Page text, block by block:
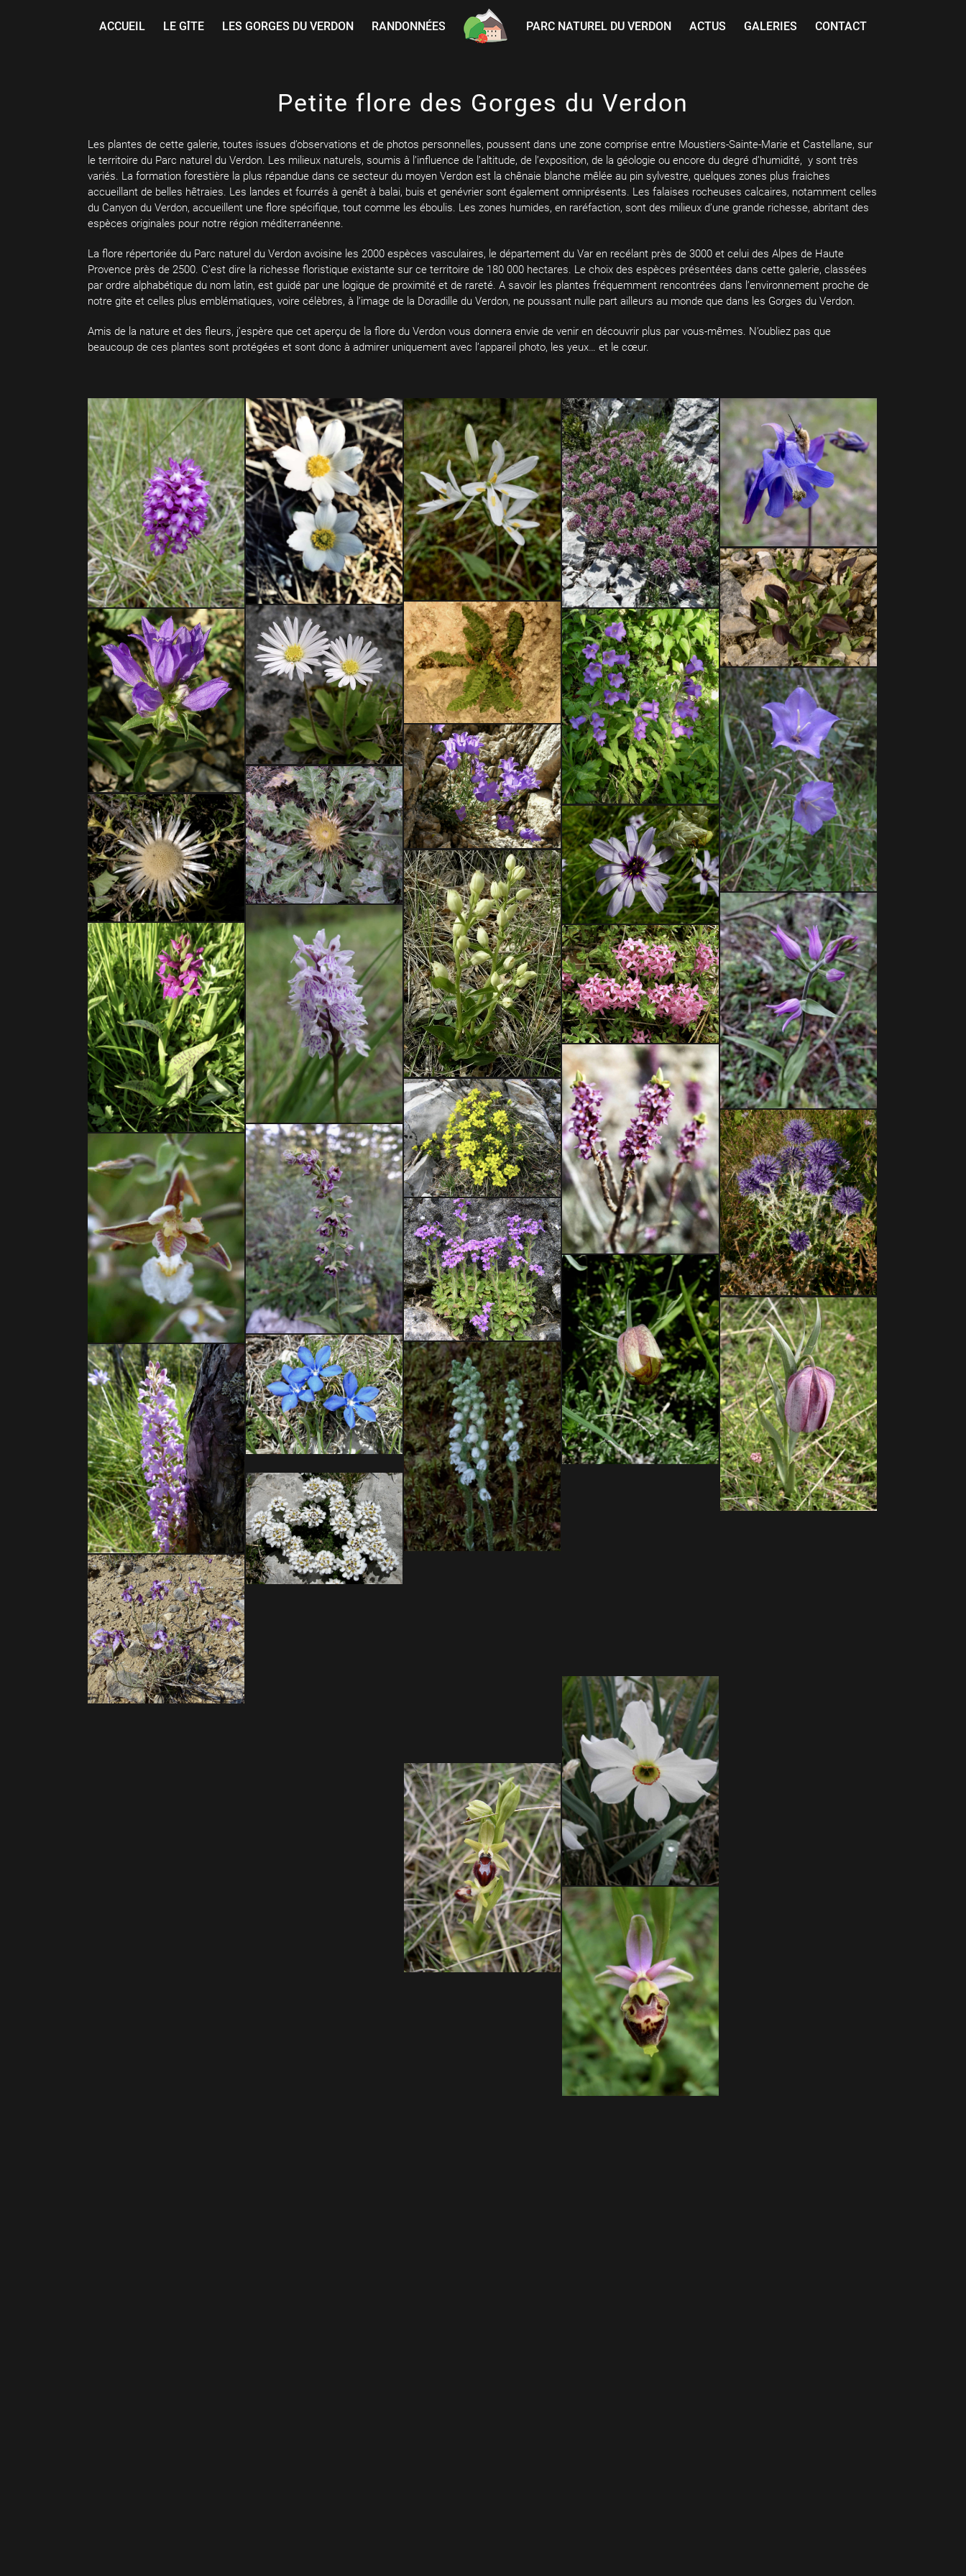
ACCUEIL LE GÎTE LES GORGES DU VERDON RANDONNÉES PARC NATUREL DU VERDON ACTUS GALERIES CONTACT
Petite flore des Gorges du Verdon
Les plantes de cette galerie, toutes issues d’observations et de photos personnelles, poussent dans une zone comprise entre Moustiers-Sainte-Marie et Castellane, sur
le territoire du Parc naturel du Verdon. Les milieux naturels, soumis à l’influence de l’altitude, de l’exposition, de la géologie ou encore du degré d’humidité, y sont très
variés. La formation forestière la plus répandue dans ce secteur du moyen Verdon est la chênaie blanche mêlée au pin sylvestre, quelques zones plus fraiches
accueillant de belles hêtraies. Les landes et fourrés à genêt à balai, buis et genévrier sont également omniprésents. Les falaises rocheuses calcaires, notamment celles
du Canyon du Verdon, accueillent une flore spécifique, tout comme les éboulis. Les zones humides, en raréfaction, sont des milieux d’une grande richesse, abritant des
espèces originales pour notre région méditerranéenne.
La flore répertoriée du Parc naturel du Verdon avoisine les 2000 espèces vasculaires, le département du Var en recélant près de 3000 et celui des Alpes de Haute
Provence près de 2500. C’est dire la richesse floristique existante sur ce territoire de 180 000 hectares. Le choix des espèces présentées dans cette galerie, classées
par ordre alphabétique du nom latin, est guidé par une logique de proximité et de rareté. A savoir les plantes fréquemment rencontrées dans l’environnement proche de
notre gite et celles plus emblématiques, voire célèbres, à l’image de la Doradille du Verdon, ne poussant nulle part ailleurs au monde que dans les Gorges du Verdon.
Amis de la nature et des fleurs, j’espère que cet aperçu de la flore du Verdon vous donnera envie de venir en découvrir plus par vous-mêmes. N’oubliez pas que
beaucoup de ces plantes sont protégées et sont donc à admirer uniquement avec l’appareil photo, les yeux… et le cœur.